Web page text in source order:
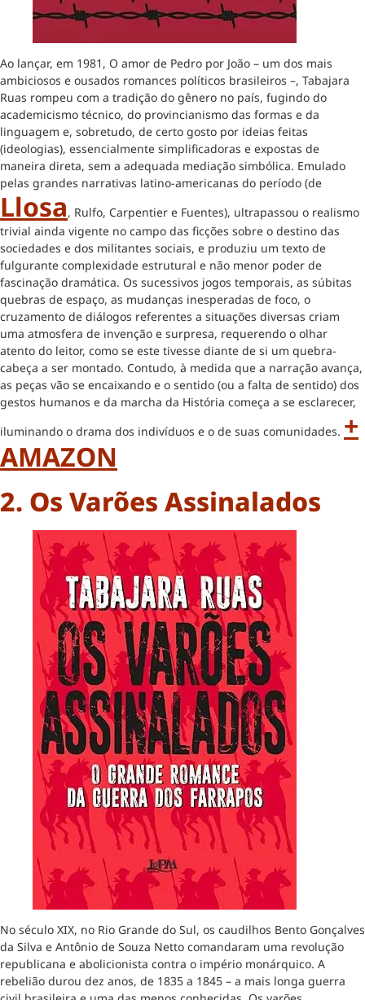
Ao lançar, em 1981, O amor de Pedro por João – um dos mais
ambiciosos e ousados romances políticos brasileiros –, Tabajara
Ruas rompeu com a tradição do gênero no país, fugindo do
academicismo técnico, do provincianismo das formas e da
linguagem e, sobretudo, de certo gosto por ideias feitas
(ideologias), essencialmente simplificadoras e expostas de
maneira direta, sem a adequada mediação simbólica. Emulado
pelas grandes narrativas latino-americanas do período (de
Llosa, Rulfo, Carpentier e Fuentes), ultrapassou o realismo
trivial ainda vigente no campo das ficções sobre o destino das
sociedades e dos militantes sociais, e produziu um texto de
fulgurante complexidade estrutural e não menor poder de
fascinação dramática. Os sucessivos jogos temporais, as súbitas
quebras de espaço, as mudanças inesperadas de foco, o
cruzamento de diálogos referentes a situações diversas criam
uma atmosfera de invenção e surpresa, requerendo o olhar
atento do leitor, como se este tivesse diante de si um quebra-
cabeça a ser montado. Contudo, à medida que a narração avança,
as peças vão se encaixando e o sentido (ou a falta de sentido) dos
gestos humanos e da marcha da História começa a se esclarecer,
iluminando o drama dos indivíduos e o de suas comunidades. +
AMAZON
2. Os Varões Assinalados
No século XIX, no Rio Grande do Sul, os caudilhos Bento Gonçalves
da Silva e Antônio de Souza Netto comandaram uma revolução
republicana e abolicionista contra o império monárquico. A
rebelião durou dez anos, de 1835 a 1845 – a mais longa guerra